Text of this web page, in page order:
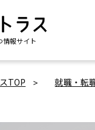
情報サイト
TOP 就職・転